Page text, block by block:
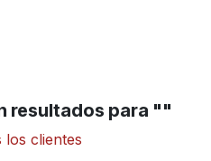
resultados para ""
los clientes